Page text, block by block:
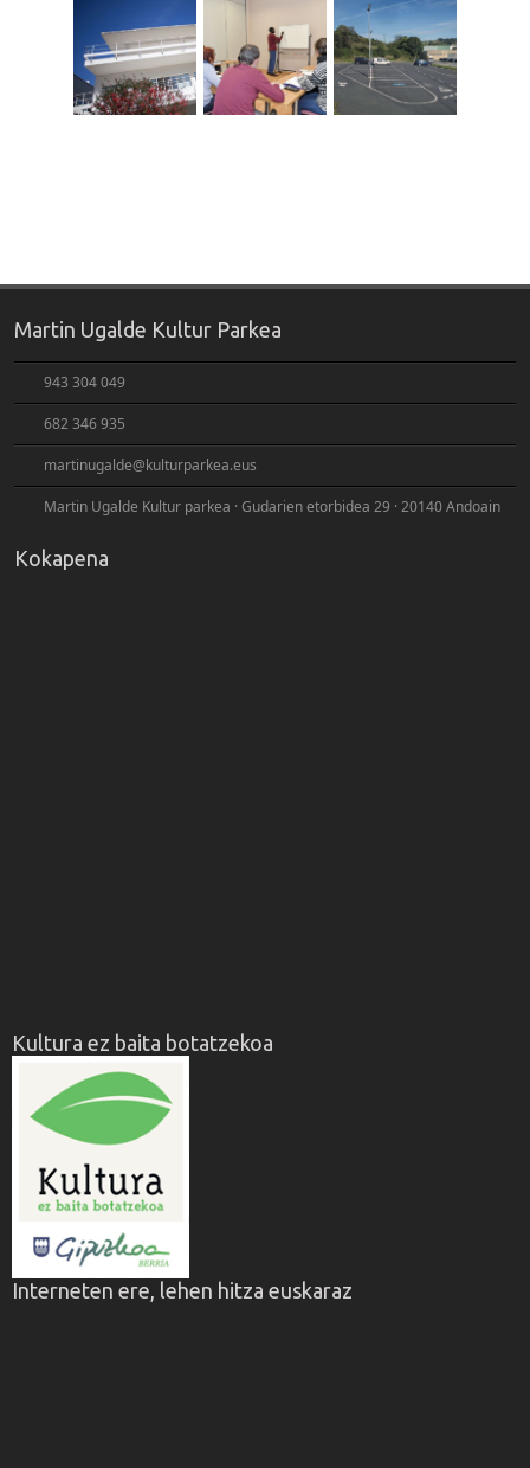
Martin Ugalde Kultur Parkea
943 304 049
682 346 935
martinugalde@kulturparkea.eus
Martin Ugalde Kultur parkea · Gudarien etorbidea 29 · 20140 Andoain
Kokapena
Kultura ez baita botatzekoa
Interneten ere, lehen hitza euskaraz